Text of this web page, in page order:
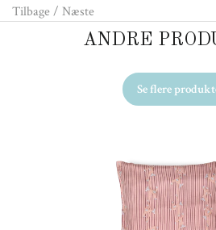
Tilbage/ Næste
ANDRE
Se flere